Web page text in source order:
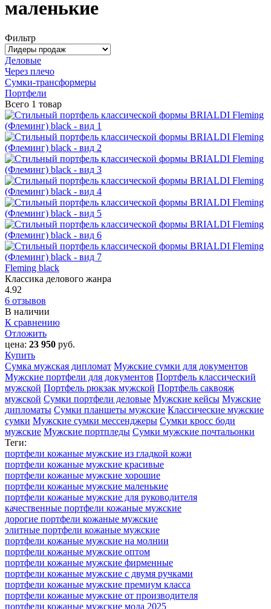
маленькие
Фильтр
Деловые
Через плечо
Сумки-трансформеры
Портфели
Всего 1 товар
Fleming black
Классика делового жанра
4.92
6 отзывов
В наличии
К сравнению
Отложить
цена: 23 950 руб.
Купить
Сумка мужская дипломат Мужские сумки для документов
Мужские портфели для документов Портфель классический
мужской Портфель рюкзак мужской Портфель саквояж
мужской Сумки портфели деловые Мужские кейсы Мужские
дипломаты Сумки планшеты мужские Классические мужские
сумки Мужские сумки мессенджеры Сумки кросс боди
мужские Мужские портпледы Сумки мужские почтальонки
Теги:
портфели кожаные мужские из гладкой кожи
портфели кожаные мужские красивые
портфели кожаные мужские хорошие
портфели кожаные мужские маленькие
портфели кожаные мужские для руководителя
качественные портфели кожаные мужские
дорогие портфели кожаные мужские
элитные портфели кожаные мужские
портфели кожаные мужские на молнии
портфели кожаные мужские оптом
портфели кожаные мужские фирменные
портфели кожаные мужские с двумя ручками
портфели кожаные мужские премиум класса
портфели кожаные мужские от производителя
портфели кожаные мужские мода 2025